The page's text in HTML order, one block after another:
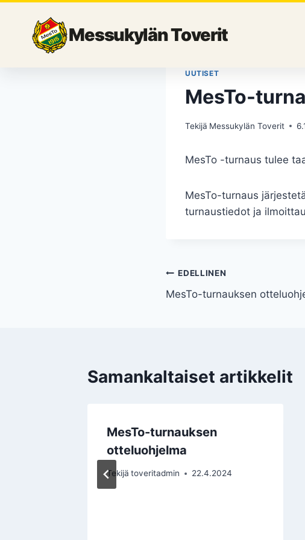
sisältöön
Messukylän Toverit
UUTISET
MesTo-
Tekijä Messukylän Toverit
MesTo -turnaus tulee
MesTo-turnaus
turnaustiedot ja
Artikkelien
selaus
EDELLINEN
MesTo-turnauksen
Samankaltaiset artikkelit
MesTo-turnauksen
otteluohjelma
Tekijä toveritadmin 22.4.2024